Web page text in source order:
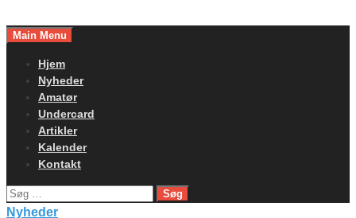
toMain Menu
Hjem
Nyheder
Amatør
Undercard
Artikler
Kalender
Kontakt
Søg
efter:
Nyheder